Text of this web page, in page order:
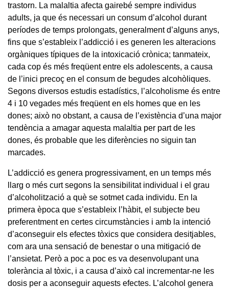
trastorn. La malaltia afecta gairebé sempre individus
adults, ja que és necessari un consum d’alcohol durant
períodes de temps prolongats, generalment d’alguns anys,
fins que s’estableix l’addicció i es generen les alteracions
orgàniques típiques de la intoxicació crònica; tanmateix,
cada cop és més freqüent entre els adolescents, a causa
de l’inici precoç en el consum de begudes alcohòliques.
Segons diversos estudis estadístics, l’alcoholisme és entre
4 i 10 vegades més freqüent en els homes que en les
dones; això no obstant, a causa de l’existència d’una major
tendència a amagar aquesta malaltia per part de les
dones, és probable que les diferències no siguin tan
marcades.
L’addicció es genera progressivament, en un temps més
llarg o més curt segons la sensibilitat individual i el grau
d’alcoholització a què se sotmet cada individu. En la
primera època que s’estableix l’hàbit, el subjecte beu
preferentment en certes circumstàncies i amb la intenció
d’aconseguir els efectes tòxics que considera desitjables,
com ara una sensació de benestar o una mitigació de
l’ansietat. Però a poc a poc es va desenvolupant una
tolerància al tòxic, i a causa d’això cal incrementar-ne les
dosis per a aconseguir aquests efectes. L’alcohol genera